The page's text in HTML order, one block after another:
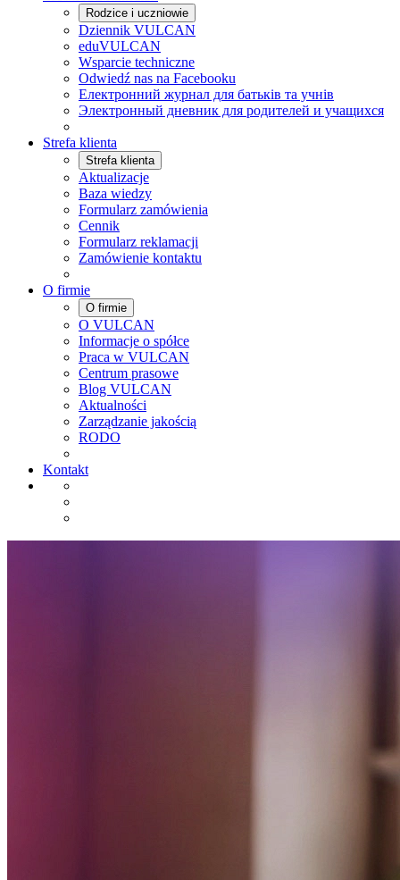
Rodzice i uczniowie
Dziennik VULCAN
eduVULCAN
Wsparcie techniczne
Odwiedź nas na Facebooku
Електронний журнал для батьків та учнів
Электронный дневник для родителей и учащихся
Strefa klienta
Strefa klienta
Aktualizacje
Baza wiedzy
Formularz zamówienia
Cennik
Formularz reklamacji
Zamówienie kontaktu
O firmie
O firmie
O VULCAN
Informacje o spółce
Praca w VULCAN
Centrum prasowe
Blog VULCAN
Aktualności
Zarządzanie jakością
RODO
Kontakt